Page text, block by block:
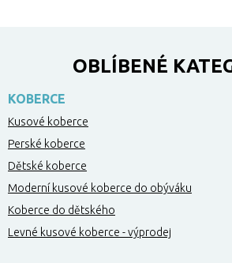
OBLÍBENÉ
KOBERCE
Kusové koberce
Perské koberce
Dětské koberce
Moderní kusové koberce do obýváku
Koberce do dětského
Levné kusové koberce - výprodej